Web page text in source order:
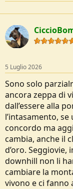
5 Luglio 2026
Sono solo
ancora zeppa di
dall’essere alla
l’intasamento,
concordo ma
cambia, anche il
d’oro.
downhill non li
cambiare la
vivono e ci fanno